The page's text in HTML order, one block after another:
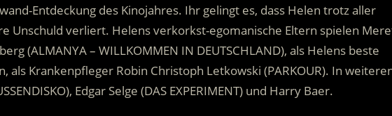
Entdeckung des Kinojahres. Ihr gelingt es, dass Helen trotz aller
Unschuld verliert. Helens verkorkst-egomanische Eltern spielen
(ALMANYA – WILLKOMMEN IN DEUTSCHLAND), als Helens beste
als Krankenpfleger Robin Christoph Letkowski (PARKOUR). In
Edgar Selge (DAS EXPERIMENT) und Harry Baer.